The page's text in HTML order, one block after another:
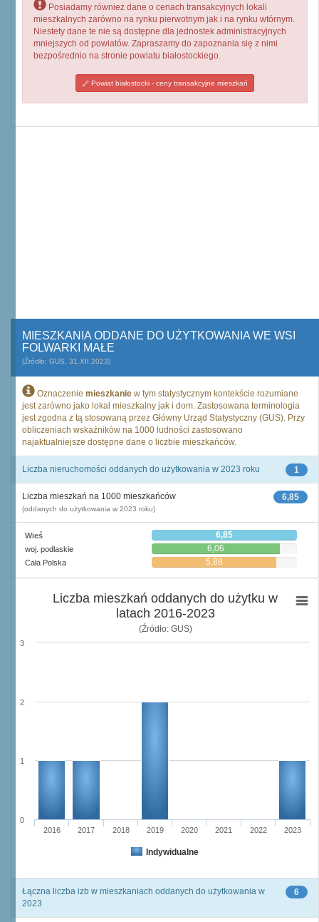
Posiadamy również dane o cenach transakcyjnych lokali
mieszkalnych zarówno na rynku pierwotnym jak i na rynku wtórnym.
Niestety dane te nie są dostępne dla jednostek administracyjnych
mniejszych od powiatów. Zapraszamy do zapoznania się z nimi
bezpośrednio na stronie powiatu białostockiego.
Powiat białostocki - ceny transakcyjne mieszkań
MIESZKANIA ODDANE DO UŻYTKOWANIA WE WSI
FOLWARKI MAŁE
(Źródło: GUS, 31.XII.2023)
Oznaczenie mieszkanie w tym statystycznym kontekście rozumiane
jest zarówno jako lokal mieszkalny jak i dom. Zastosowana terminologia
jest zgodna z tą stosowaną przez Główny Urząd Statystyczny (GUS). Przy
obliczeniach wskaźników na 1000 ludności zastosowano
najaktualniejsze dostępne dane o liczbie mieszkańców.
1
Liczba nieruchomości oddanych do użytkowania w 2023 roku
6,85
Liczba mieszkań na 1000 mieszkańców
(oddanych do użytkowania w 2023 roku)
Wieś 6,85
woj. podlaskie 6,06
Cała Polska 5,88
Liczba mieszkań oddanych do użytku w
latach 2016-2023
(Źródło: GUS)
Indywidualne
2016 2017 2018 2019 2020 2021 2022 2023
0
1
2
3
6
Łączna liczba izb w mieszkaniach oddanych do użytkowania w
2023